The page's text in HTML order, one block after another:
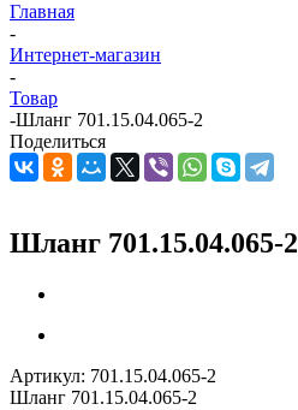
Главная
-
Интернет-магазин
-
Товар
-Шланг 701.15.04.065-2
Поделиться
Шланг 701.15.04.065-2
Артикул: 701.15.04.065-2
Шланг 701.15.04.065-2